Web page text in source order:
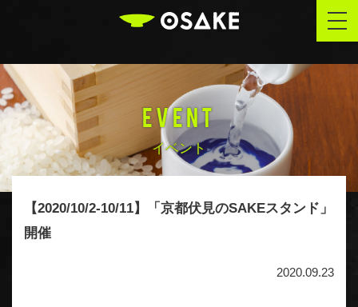
EVENT
イベント
【2020/10/2-10/11】「京都伏見のSAKEスタンド」
開催
2020.09.23